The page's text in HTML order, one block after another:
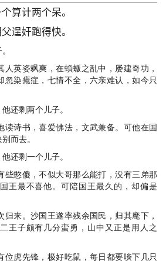
算计两个呆。
逞奸跑得快。
人英姿飒爽，在蝜蝂之乱中，屡建奇功，
忽染癔症，七情不全，六亲难认，如今只
还剩两个儿子。
读诗书，喜爱佛法，文武兼备。可他在国
而去。
还剩一个儿子。
些憨傻，不似大哥那么能打，没有三弟那
王最不喜他。可陪国王最久的，却偏是
归来。沙国王遂率残余国民，归其麾下，
王子颇有几分蛮勇，山中又正是用人之
位虎先锋，极好吃鼠，每日都要啖下几只